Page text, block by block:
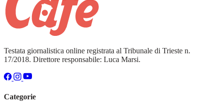
Testata giornalistica online registrata al Tribunale di Trieste n.
17/2018. Direttore responsabile: Luca Marsi.
Categorie